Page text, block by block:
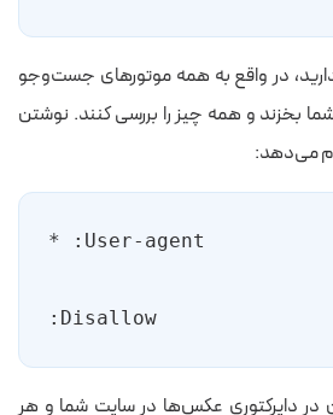
در واقع به همه موتورهای جست‌وجو
بخزند و همه چیز را بررسی کنند. نوشتن
می‌دهد:
Disallow:
در دایرکتوری عکس‌ها در سایت شما و هر